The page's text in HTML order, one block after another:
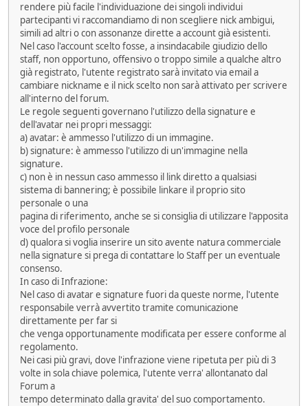
rendere più facile l'individuazione dei singoli individui
partecipanti vi raccomandiamo di non scegliere nick ambigui,
simili ad altri o con assonanze dirette a account già esistenti.
Nel caso l'account scelto fosse, a insindacabile giudizio dello
staff, non opportuno, offensivo o troppo simile a qualche altro
già registrato, l'utente registrato sarà invitato via email a
cambiare nickname e il nick scelto non sarà attivato per scrivere
all'interno del forum.
Le regole seguenti governano l'utilizzo della signature e
dell'avatar nei propri messaggi:
a) avatar: è ammesso l'utilizzo di un immagine.
b) signature: è ammesso l'utilizzo di un'immagine nella
signature.
c) non è in nessun caso ammesso il link diretto a qualsiasi
sistema di bannering; è possibile linkare il proprio sito
personale o una
pagina di riferimento, anche se si consiglia di utilizzare l'apposita
voce del profilo personale
d) qualora si voglia inserire un sito avente natura commerciale
nella signature si prega di contattare lo Staff per un eventuale
consenso.
In caso di Infrazione:
Nel caso di avatar e signature fuori da queste norme, l'utente
responsabile verrà avvertito tramite comunicazione
direttamente per far si
che venga opportunamente modificata per essere conforme al
regolamento.
Nei casi più gravi, dove l'infrazione viene ripetuta per più di 3
volte in sola chiave polemica, l'utente verra' allontanato dal
Forum a
tempo determinato dalla gravita' del suo comportamento.